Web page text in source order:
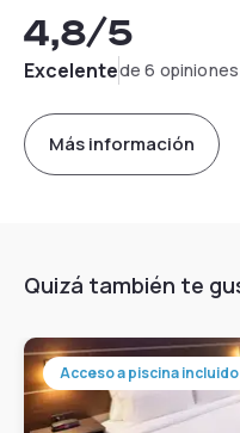
4,8/5
Excelentede 6 opiniones
Más información
Quizá también te
Acceso a piscina incluido